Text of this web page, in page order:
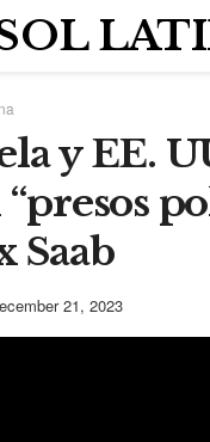
y EE.
Saab
21, 2023